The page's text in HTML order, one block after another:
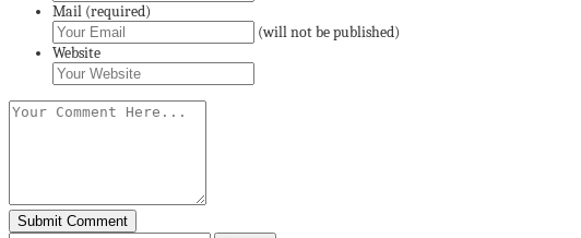
Mail (required)
(will not be published)
Website